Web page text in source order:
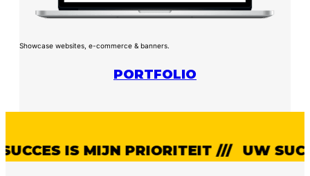
Showcase websites, e-commerce & banners.
PORTFOLIO
IS MIJN PRIORITEIT /// UW